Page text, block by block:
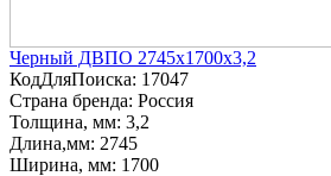
Черный ДВПО 2745х1700х3,2
КодДляПоиска: 17047
Страна бренда: Россия
Толщина, мм: 3,2
Длина,мм: 2745
Ширина, мм: 1700